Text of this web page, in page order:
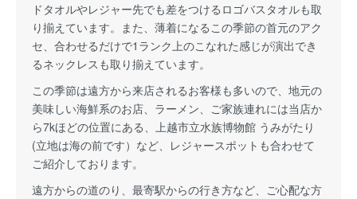
ドタオルやレジャー先でも差をつけるロゴバスタオルも取
り揃えています。また、薄着になるこの季節の首元のアク
セ、合わせるだけで1ランク上のこなれた感じが演出でき
るネックレスも取り揃えています。
この季節は遠方から来店されるお客様も多いので、地元の
美味しい海鮮系のお店、ラーメン、ご家族連れには当店か
ら7kほどの位置にある、上越市立水族博物館 うみがたり
(立地は海の前です）など、レジャースポットも合わせて
ご紹介しております。
遠方からの道のり、最寄駅からの行き方など、ご心配な方